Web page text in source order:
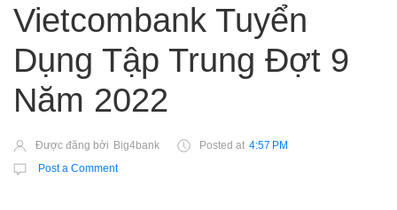
Vietcombank Tuyển
Dụng Tập Trung Đợt 9
Năm 2022
Được đăng bởi Big4bank Posted at 4:57 PM
Post a Comment